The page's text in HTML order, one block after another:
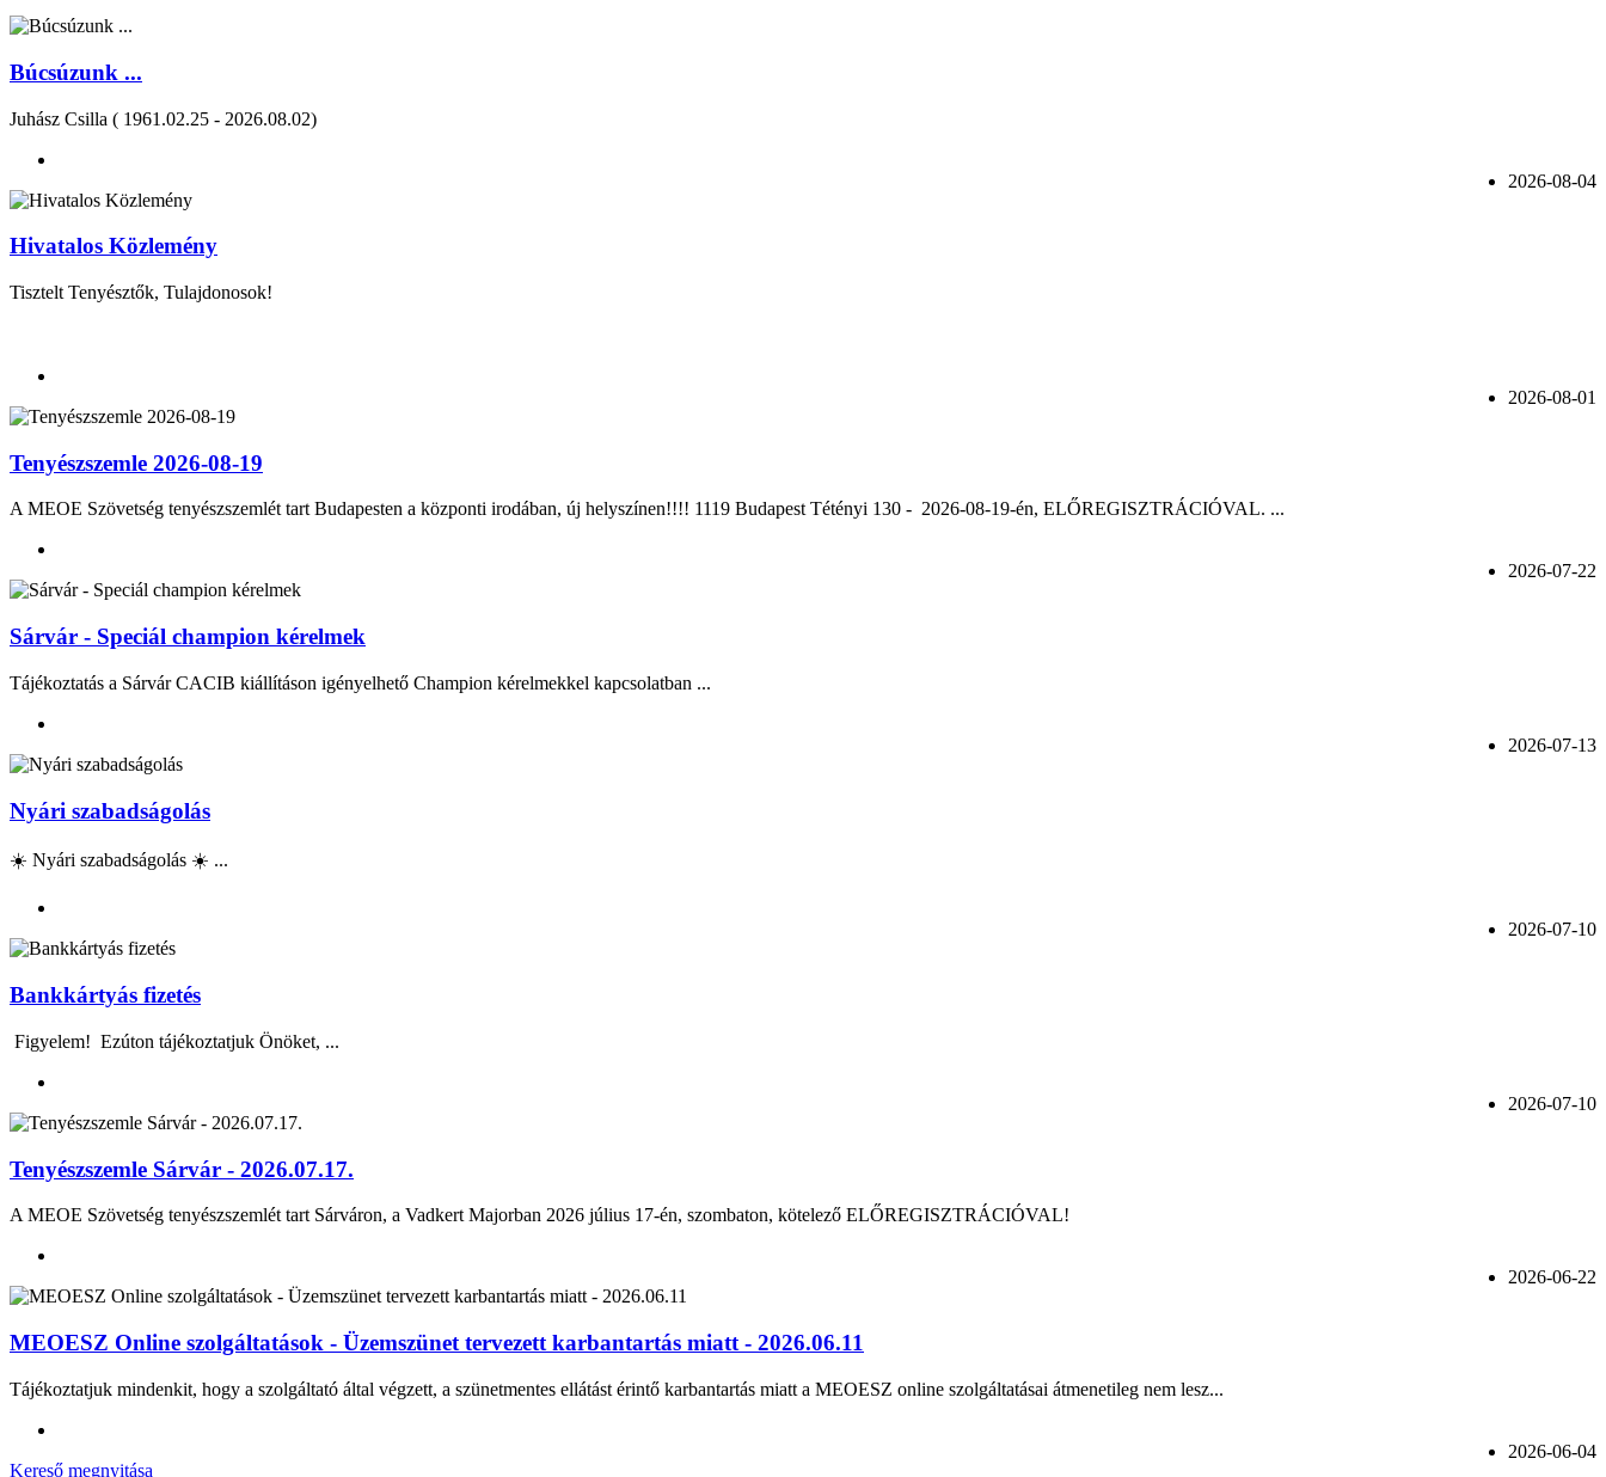
Búcsúzunk ...
Juhász Csilla ( 1961.02.25 - 2026.08.02)
2026-08-04
Hivatalos Közlemény
Tisztelt Tenyésztők, Tulajdonosok!
2026-08-01
Tenyészszemle 2026-08-19
A MEOE Szövetség tenyészszemlét tart Budapesten a központi irodában, új helyszínen!!!! 1119 Budapest Tétényi 130 - 2026-08-19-én, ELŐREGISZTRÁCIÓVAL. ...
2026-07-22
Sárvár - Speciál champion kérelmek
Tájékoztatás a Sárvár CACIB kiállításon igényelhető Champion kérelmekkel kapcsolatban ...
2026-07-13
Nyári szabadságolás
☀️ Nyári szabadságolás ☀️ ...
2026-07-10
Bankkártyás fizetés
Figyelem! Ezúton tájékoztatjuk Önöket, ...
2026-07-10
Tenyészszemle Sárvár - 2026.07.17.
A MEOE Szövetség tenyészszemlét tart Sárváron, a Vadkert Majorban 2026 július 17-én, szombaton, kötelező ELŐREGISZTRÁCIÓVAL!
2026-06-22
MEOESZ Online szolgáltatások - Üzemszünet tervezett karbantartás miatt - 2026.06.11
Tájékoztatjuk mindenkit, hogy a szolgáltató által végzett, a szünetmentes ellátást érintő karbantartás miatt a MEOESZ online szolgáltatásai átmenetileg nem lesz...
2026-06-04
Kereső megnyitása